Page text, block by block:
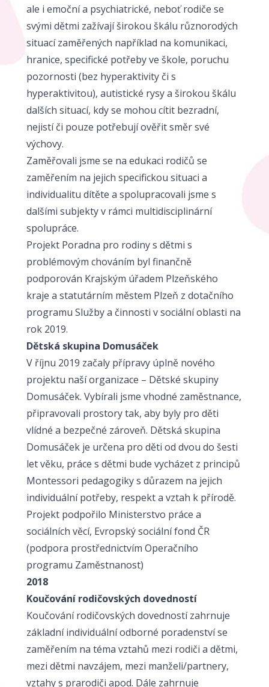
ale i emoční a psychiatrické, neboť rodiče se
svými dětmi zažívají širokou škálu různorodých
situací zaměřených například na komunikaci,
hranice, specifické potřeby ve škole, poruchu
pozornosti (bez hyperaktivity či s
hyperaktivitou), autistické rysy a širokou škálu
dalších situací, kdy se mohou cítit bezradní,
nejistí či pouze potřebují ověřit směr své
výchovy.
Zaměřovali jsme se na edukaci rodičů se
zaměřením na jejich specifickou situaci a
individualitu dítěte a spolupracovali jsme s
dalšími subjekty v rámci multidisciplinární
spolupráce.
Projekt Poradna pro rodiny s dětmi s
problémovým chováním byl finančně
podporován Krajským úřadem Plzeňského
kraje a statutárním městem Plzeň z dotačního
programu Služby a činnosti v sociální oblasti na
rok 2019.
Dětská skupina Domusáček
V říjnu 2019 začaly přípravy úplně nového
projektu naší organizace – Dětské skupiny
Domusáček. Vybírali jsme vhodné zaměstnance,
připravovali prostory tak, aby byly pro děti
vlídné a bezpečné zároveň. Dětská skupina
Domusáček je určena pro děti od dvou do šesti
let věku, práce s dětmi bude vycházet z principů
Montessori pedagogiky s důrazem na jejich
individuální potřeby, respekt a vztah k přírodě.
Projekt podpořilo Ministerstvo práce a
sociálních věcí, Evropský sociální fond ČR
(podpora prostřednictvím Operačního
programu Zaměstnanost)
2018
Koučování rodičovských dovedností
Koučování rodičovských dovedností zahrnuje
základní individuální odborné poradenství se
zaměřením na téma vztahů mezi rodiči a dětmi,
mezi dětmi navzájem, mezi manželi/partnery,
vztahy s prarodiči apod. Dále zahrnuje